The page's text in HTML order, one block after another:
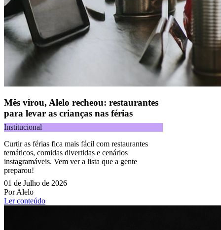
Mês virou, Alelo recheou: restaurantes
para levar as crianças nas férias
Institucional
Curtir as férias fica mais fácil com restaurantes
temáticos, comidas divertidas e cenários
instagramáveis. Vem ver a lista que a gente
preparou!
01 de Julho de 2026
Por Alelo
Ler conteúdo